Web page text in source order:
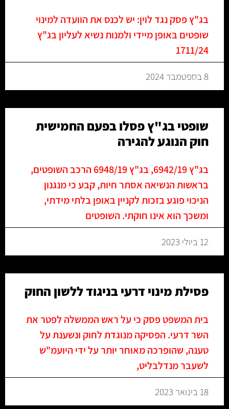
בג"ץ פסק נגד לוין: יש לכנס את הוועדה למינוי
שופטים באופן מיידי ולמנות נשיא לעליון בג"ץ
1711/24
8 בספטמבר 2024
שופטי בג"ץ פסלו בפעם החמישית
חוק הנוגע להגירה
בג"ץ 6942/19, בג"ץ 6948/19 הרכב השופטים,
בראשות הנשיאה אסתר חיות, קבע כי מנגנון
הניכוי פוגע בזכות לקניין באופן בלתי מידתי,
ומשכך הוא אינו חוקתי. השופטים
12 ביולי 2023
פסילת מינוי דרעי בניגוד ללשון החוק
בית המשפט פסק כי על ראש הממשלה לפטר את
השר דרעי. הפסיקה מנוגדת לחוק ונשענת על
טענה, שהופרכה מאוחר יותר על ידי היועמ"ש
לשעבר מנדלבליט,
18 בינואר 2023